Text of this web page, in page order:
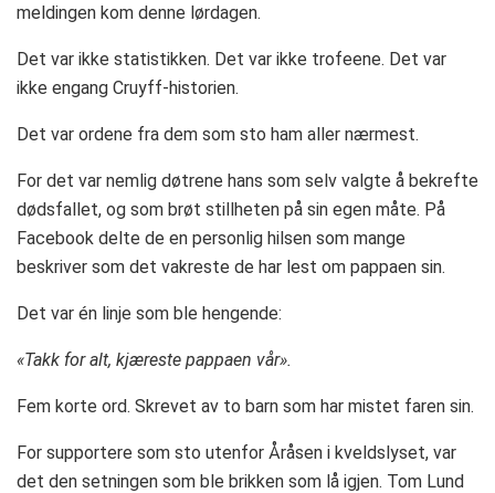
meldingen kom denne lørdagen.
Det var ikke statistikken. Det var ikke trofeene. Det var
ikke engang Cruyff-historien.
Det var ordene fra dem som sto ham aller nærmest.
For det var nemlig døtrene hans som selv valgte å bekrefte
dødsfallet, og som brøt stillheten på sin egen måte. På
Facebook delte de en personlig hilsen som mange
beskriver som det vakreste de har lest om pappaen sin.
Det var én linje som ble hengende:
«Takk for alt, kjæreste pappaen vår».
Fem korte ord. Skrevet av to barn som har mistet faren sin.
For supportere som sto utenfor Åråsen i kveldslyset, var
det den setningen som ble brikken som lå igjen. Tom Lund